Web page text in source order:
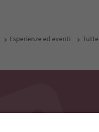
Esperienze ed eventi